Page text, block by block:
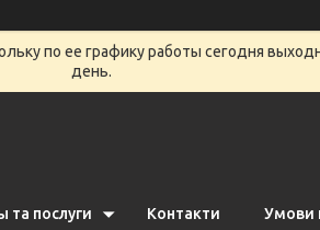
по ее графику работы сегодня
день.
та послуги Контакти Умови